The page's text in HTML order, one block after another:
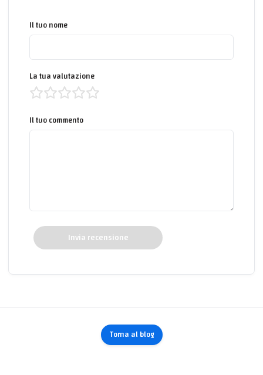
Il tuo nome
La tua valutazione
Il tuo commento
Invia recensione
Torna al blog